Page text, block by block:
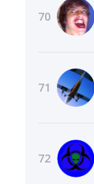
70
71
72